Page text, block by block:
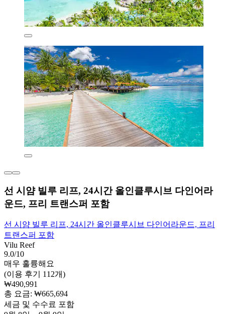
선 시얌 빌루 리프, 24시간 올인클루시브 다인어라
운드, 프리 트랜스퍼 포함
선 시얌 빌루 리프, 24시간 올인클루시브 다인어라운드, 프리
트랜스퍼 포함
Vilu Reef
9.0/10
매우 훌륭해요
(이용 후기 112개)
₩490,991
총 요금: ₩665,694
세금 및 수수료 포함